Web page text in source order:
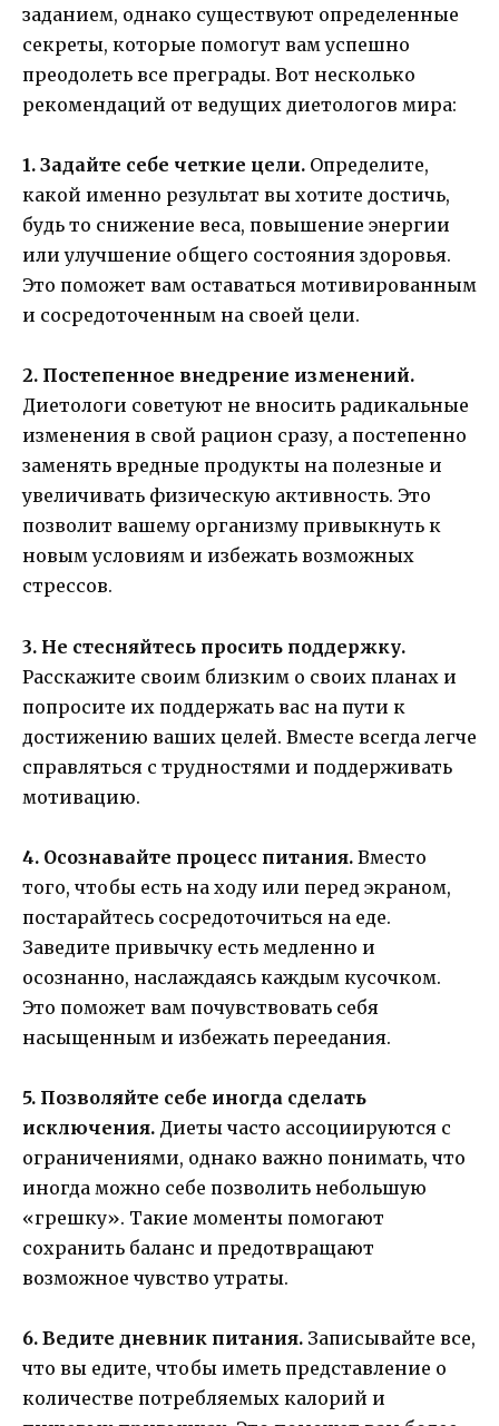
заданием, однако существуют определенные
секреты, которые помогут вам успешно
преодолеть все преграды. Вот несколько
рекомендаций от ведущих диетологов мира:
1. Задайте себе четкие цели. Определите,
какой именно результат вы хотите достичь,
будь то снижение веса, повышение энергии
или улучшение общего состояния здоровья.
Это поможет вам оставаться мотивированным
и сосредоточенным на своей цели.
2. Постепенное внедрение изменений.
Диетологи советуют не вносить радикальные
изменения в свой рацион сразу, а постепенно
заменять вредные продукты на полезные и
увеличивать физическую активность. Это
позволит вашему организму привыкнуть к
новым условиям и избежать возможных
стрессов.
3. Не стесняйтесь просить поддержку.
Расскажите своим близким о своих планах и
попросите их поддержать вас на пути к
достижению ваших целей. Вместе всегда легче
справляться с трудностями и поддерживать
мотивацию.
4. Осознавайте процесс питания. Вместо
того, чтобы есть на ходу или перед экраном,
постарайтесь сосредоточиться на еде.
Заведите привычку есть медленно и
осознанно, наслаждаясь каждым кусочком.
Это поможет вам почувствовать себя
насыщенным и избежать переедания.
5. Позволяйте себе иногда сделать
исключения. Диеты часто ассоциируются с
ограничениями, однако важно понимать, что
иногда можно себе позволить небольшую
«грешку». Такие моменты помогают
сохранить баланс и предотвращают
возможное чувство утраты.
6. Ведите дневник питания. Записывайте все,
что вы едите, чтобы иметь представление о
количестве потребляемых калорий и